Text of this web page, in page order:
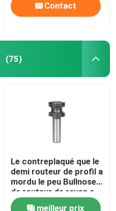
Contact
(75)
Le contreplaqué que le
demi routeur de profil a
mordu le peu Bullnose
de routeur de rayon a
entièrement arrondi le
meilleur prix